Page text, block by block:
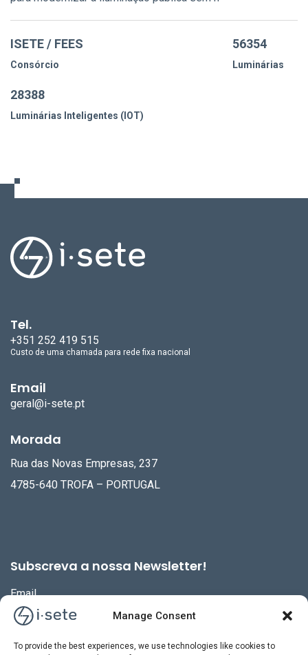
Manage Consent
To provide the best experiences, we use technologies like cookies to
ISETE / FEES
Consórcio
56354
Luminárias
28388
Luminárias Inteligentes (IOT)
Tel.
+351 252 419 515
Custo de uma chamada para rede fixa nacional
Email
geral@i-sete.pt
Morada
Rua das Novas Empresas, 237
4785-640 TROFA – PORTUGAL
Subscreva a nossa Newsletter!
Email